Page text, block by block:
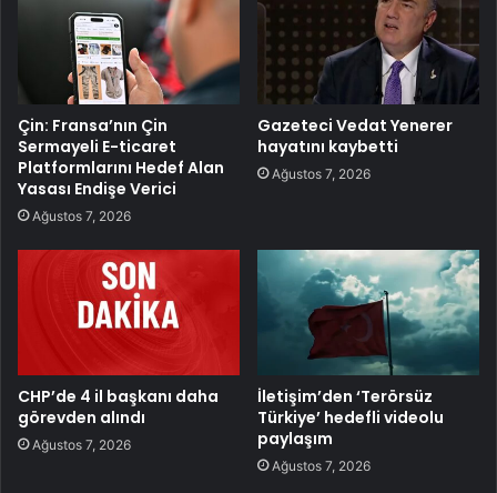
Çin: Fransa’nın Çin
Sermayeli E-ticaret
Platformlarını Hedef Alan
Yasası Endişe Verici
Ağustos 7, 2026
Gazeteci Vedat Yenerer
hayatını kaybetti
Ağustos 7, 2026
CHP’de 4 il başkanı daha
görevden alındı
Ağustos 7, 2026
İletişim’den ‘Terörsüz
Türkiye’ hedefli videolu
paylaşım
Ağustos 7, 2026